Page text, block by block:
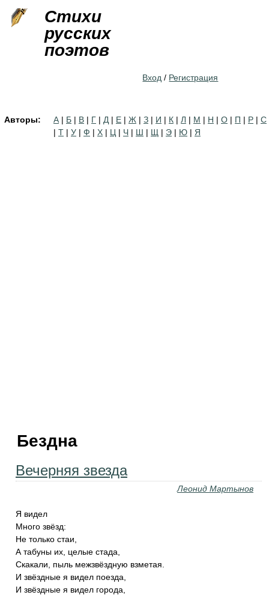
Стихи
русских
поэтов
Вход / Регистрация
Авторы: А | Б | В | Г | Д | Е | Ж | З | И | К | Л | М | Н | О | П | Р | С
| Т | У | Ф | Х | Ц | Ч | Ш | Щ | Э | Ю | Я
Бездна
Вечерняя звезда
Леонид Мартынов
Я видел
Много звёзд:
Не только стаи,
А табуны их, целые стада,
Скакали, пыль межзвёздную взметая.
И звёздные я видел поезда,
И звёздные я видел города,